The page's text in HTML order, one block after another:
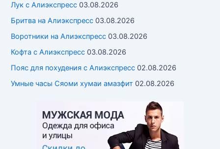
Лук с Алиэкспресс 03.08.2026
Бритва на Алиэкспресс 03.08.2026
Воротники на Алиэкспресс 03.08.2026
Кофта с Алиэкспресс 03.08.2026
Пояс для похудения с Алиэкспресс 02.08.2026
Умные часы Cяоми хумаи амазфит 02.08.2026